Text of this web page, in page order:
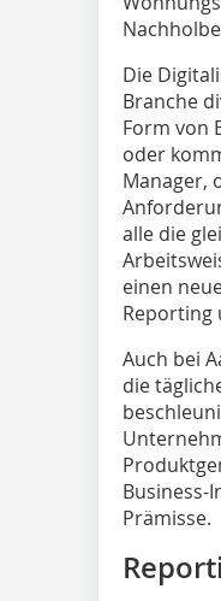
Die
Branche
Form von
oder
Manager,
alle die
einen
Reporting
Auch bei
die
Business-
Prämisse.